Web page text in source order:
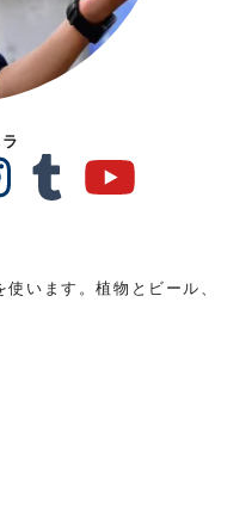
います。植物とビール、